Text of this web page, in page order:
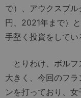
で）、アウクスブ
円、2021年まで）
手堅く投資をしてい
とりわけ、ボルフ
大きく、今回のフ
ンを打っており、